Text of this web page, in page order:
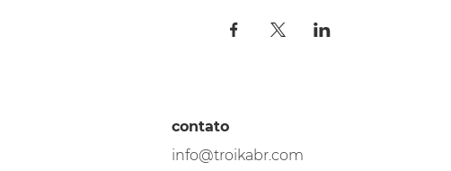
contato
info@troikabr.com